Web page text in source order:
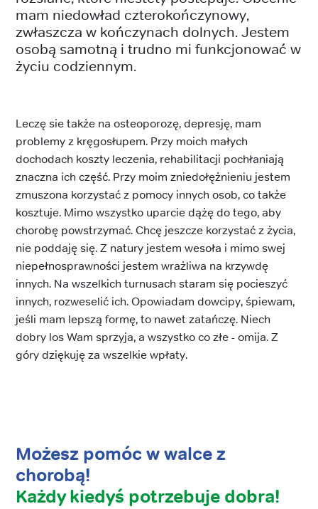
mam niedowład czterokończynowy,
zwłaszcza w kończynach dolnych. Jestem
osobą samotną i trudno mi funkcjonować w
życiu codziennym.
Leczę sie także na osteoporozę, depresję, mam
problemy z kręgosłupem. Przy moich małych
dochodach koszty leczenia, rehabilitacji pochłaniają
znaczna ich część. Przy moim zniedołężnieniu jestem
zmuszona korzystać z pomocy innych osob, co także
kosztuje. Mimo wszystko uparcie dążę do tego, aby
chorobę powstrzymać. Chcę jeszcze korzystać z życia,
nie poddaję się. Z natury jestem wesoła i mimo swej
niepełnosprawności jestem wrażliwa na krzywdę
innych. Na wszelkich turnusach staram się pocieszyć
innych, rozweselić ich. Opowiadam dowcipy, śpiewam,
jeśli mam lepszą formę, to nawet zatańczę. Niech
dobry los Wam sprzyja, a wszystko co złe - omija. Z
góry dziękuję za wszelkie wpłaty.
Możesz pomóc w walce z
chorobą!
Każdy kiedyś potrzebuje dobra!